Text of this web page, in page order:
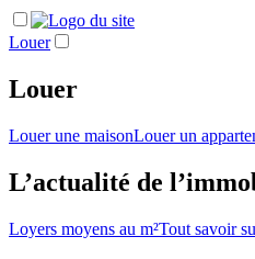
Louer
Louer
Louer une maisonLouer un
L’actualité de
Loyers moyens au m²Tout savoir